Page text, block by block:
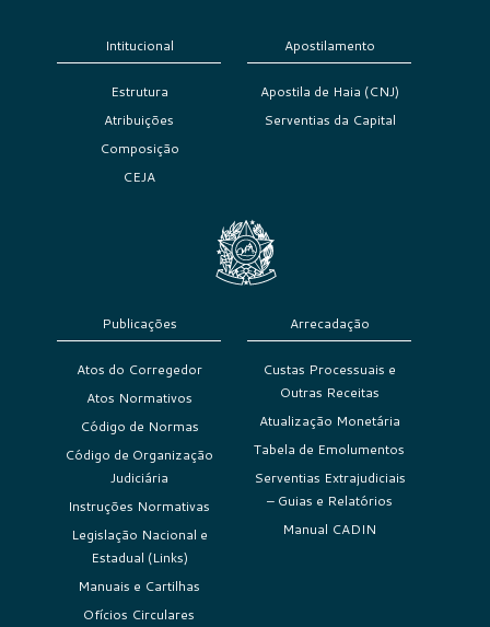
Intitucional
Estrutura
Atribuições
Composição
CEJA
Apostilamento
Apostila de Haia (CNJ)
Serventias da Capital
Publicações
Atos do Corregedor
Atos Normativos
Código de Normas
Código de Organização
Judiciária
Instruções Normativas
Legislação Nacional e
Estadual (Links)
Manuais e Cartilhas
Ofícios Circulares
Arrecadação
Custas Processuais e
Outras Receitas
Atualização Monetária
Tabela de Emolumentos
Serventias Extrajudiciais
– Guias e Relatórios
Manual CADIN